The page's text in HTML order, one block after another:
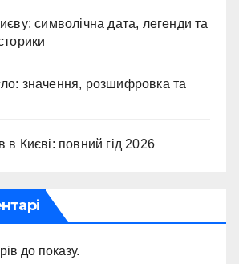
символічна дата, легенди та
значення, розшифровка та
в Києві: повний гід 2026
до показу.